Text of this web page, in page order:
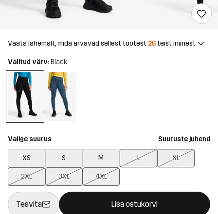
Vaata lähemalt, mida arvavad sellest tootest 26 teist inimest
Valitud värv: Black
Valige suurus Suuruste juhend
XS S M L XL
2XL 3XL 4XL
Teavita Lisa ostukorvi
See nupp avab modaali, mis kinnitab ostukorvis uue kauba
{{size}} pole saadaval